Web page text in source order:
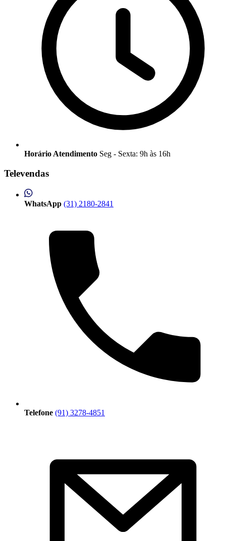
Horário Atendimento Seg - Sexta: 9h às 16h
Televendas
WhatsApp (31) 2180-2841
Telefone (91) 3278-4851